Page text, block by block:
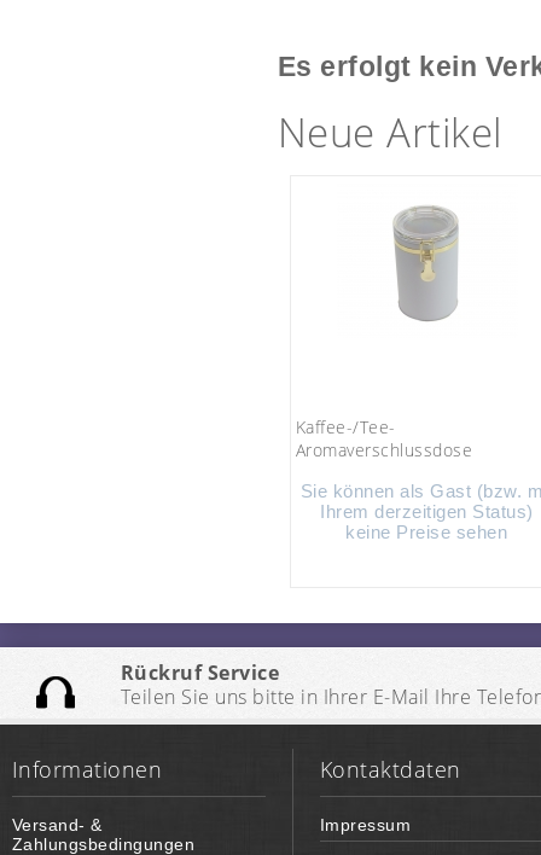
Es erfolgt kein
Neue Artikel
Kaffee-/Tee-
Aromaverschlussdose
Sie können als Gast (bzw.
Ihrem derzeitigen Status)
keine Preise sehen
Rückruf Service
Teilen Sie uns bitte in Ihrer E-Mail Ihre
Informationen
Versand- &
Zahlungsbedingungen
Kontaktdaten
Impressum